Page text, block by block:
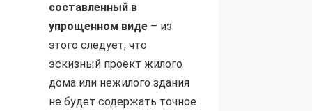
составленный в
упрощенном виде – из
этого следует, что
эскизный проект жилого
дома или нежилого здания
не будет содержать точное